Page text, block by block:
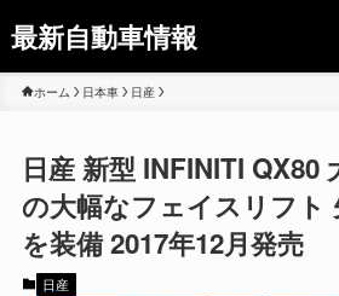
最新自動車情報
ホーム 日本車 日産
日産 新型 INFINITI QX80
の大幅なフェイスリフト
を装備 2017年12月発売
日産